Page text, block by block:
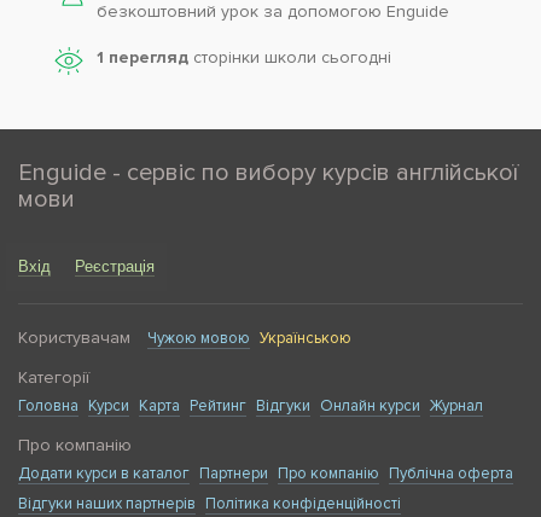
безкоштовний урок за допомогою Enguide
1 перегляд сторінки школи cьогодні
Enguide - сервіс по вибору курсів англійської
мови
Вхід Реєстрація
Користувачам Чужою мовою Українською
Категорії
Головна Курси Карта Рейтинг Відгуки Онлайн курси Журнал
Про компанію
Додати курси в каталог Партнери Про компанію
Публічна оферта
Відгуки наших партнерів
Політика конфіденційності